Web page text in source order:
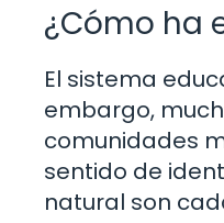
¿Cómo ha
El sistema
embargo,
comunidades
sentido de
natural son